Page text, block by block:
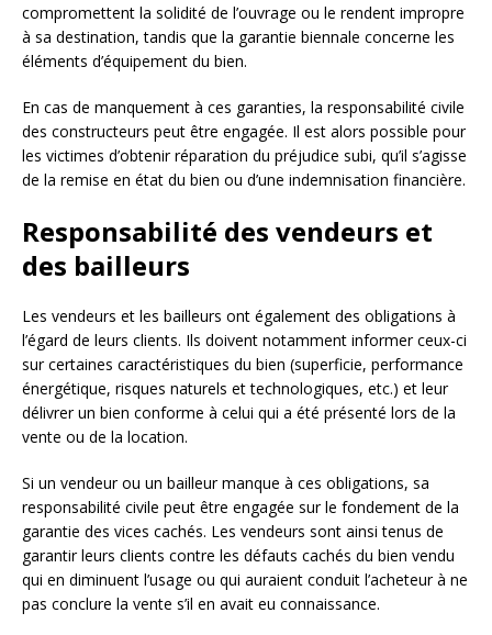
compromettent la solidité de l’ouvrage ou le rendent impropre
à sa destination, tandis que la garantie biennale concerne les
éléments d’équipement du bien.
En cas de manquement à ces garanties, la responsabilité civile
des constructeurs peut être engagée. Il est alors possible pour
les victimes d’obtenir réparation du préjudice subi, qu’il s’agisse
de la remise en état du bien ou d’une indemnisation financière.
Responsabilité des vendeurs et
des bailleurs
Les vendeurs et les bailleurs ont également des obligations à
l’égard de leurs clients. Ils doivent notamment informer ceux-ci
sur certaines caractéristiques du bien (superficie, performance
énergétique, risques naturels et technologiques, etc.) et leur
délivrer un bien conforme à celui qui a été présenté lors de la
vente ou de la location.
Si un vendeur ou un bailleur manque à ces obligations, sa
responsabilité civile peut être engagée sur le fondement de la
garantie des vices cachés. Les vendeurs sont ainsi tenus de
garantir leurs clients contre les défauts cachés du bien vendu
qui en diminuent l’usage ou qui auraient conduit l’acheteur à ne
pas conclure la vente s’il en avait eu connaissance.